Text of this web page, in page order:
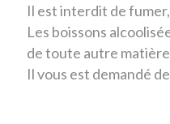
Il est interdit de
Les boissons
de toute autre
Il vous est demandé